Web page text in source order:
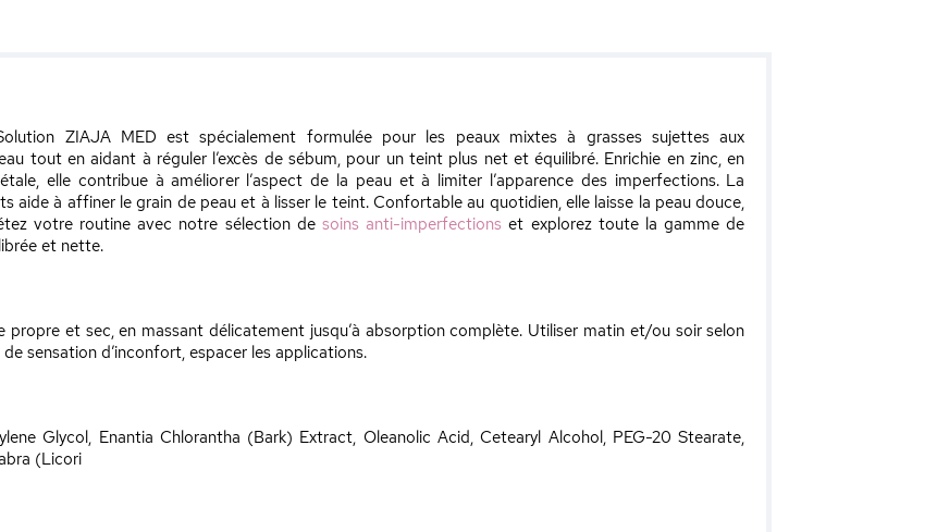
ZIAJA MED est spécialement formulée pour les peaux mixtes à grasses sujettes aux
tout en aidant à réguler l’excès de sébum, pour un teint plus net et équilibré. Enrichie en zinc, en
elle contribue à améliorer l’aspect de la peau et à limiter l’apparence des imperfections. La
aide à affiner le grain de peau et à lisser le teint. Confortable au quotidien, elle laisse la peau douce,
votre routine avec notre sélection de soins anti-imperfections et explorez toute la gamme de
et nette.
propre et sec, en massant délicatement jusqu’à absorption complète. Utiliser matin et/ou soir selon
sensation d’inconfort, espacer les applications.
Glycol, Enantia Chlorantha (Bark) Extract, Oleanolic Acid, Cetearyl Alcohol, PEG-20 Stearate,
(Licori